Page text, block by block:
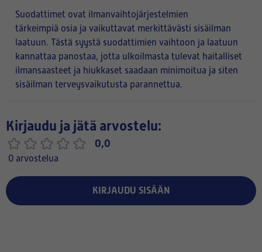
Suodattimet ovat ilmanvaihtojärjestelmien
tärkeimpiä osia ja vaikuttavat merkittävästi sisäilman
laatuun. Tästä syystä suodattimien vaihtoon ja laatuun
kannattaa panostaa, jotta ulkoilmasta tulevat haitalliset
ilmansaasteet ja hiukkaset saadaan minimoitua ja siten
sisäilman terveysvaikutusta parannettua.
Kirjaudu ja jätä arvostelu:
0,0
0 arvostelua
KIRJAUDU SISÄÄN